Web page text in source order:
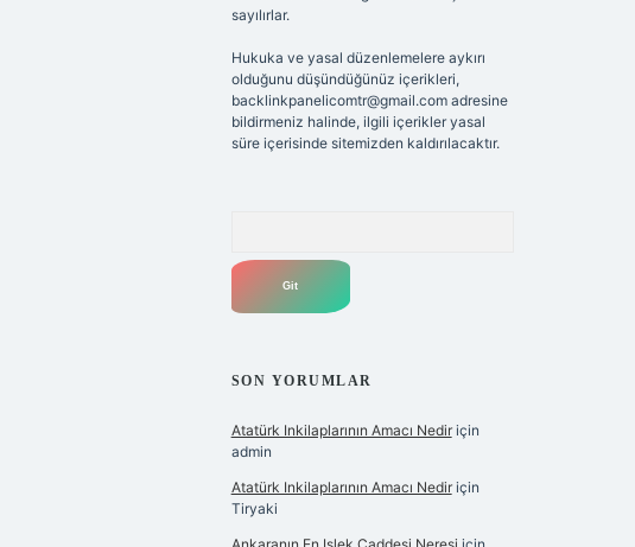
sayılırlar.
Hukuka ve yasal düzenlemelere aykırı
olduğunu düşündüğünüz içerikleri,
backlinkpanelicomtr@gmail.comadresine
bildirmeniz halinde, ilgili içerikler yasal
süre içerisinde sitemizden kaldırılacaktır.
SON YORUMLAR
Atatürk Inkilaplarının Amacı Nediriçin
admin
Atatürk Inkilaplarının Amacı Nediriçin
Tiryaki